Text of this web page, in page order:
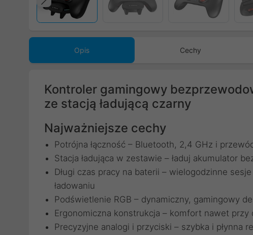
Poprzedni
Opis Cechy
Kontroler gamingowy
ze stacją ładującą czarny
Najważniejsze cechy
Potrójna łączność – Bluetooth, 2,4 GHz i
Stacja ładująca w zestawie – ładuj akumulator
Długi czas pracy na baterii – wielogodzinne
ładowaniu
Podświetlenie RGB – dynamiczny, gamingowy
Ergonomiczna konstrukcja – komfort nawet przy
Precyzyjne analogi i przyciski – szybka i płynna